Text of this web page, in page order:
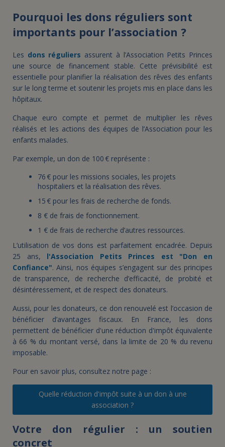
Pourquoi les dons réguliers sont
importants pour l’association ?
Les dons réguliers assurent à l’Association Petits Princes
une source de financement stable. Cette prévisibilité est
essentielle pour planifier la réalisation des rêves des enfants
sur le long terme et soutenir les projets mis en place dans les
hôpitaux.
Chaque euro compte et permet de multiplier les rêves
réalisés et les actions des équipes de l’Association pour les
enfants malades.
Par exemple, un don de 100 € représente :
76 € pour les missions sociales, les projets
hospitaliers et la réalisation des rêves.
15 € pour les frais de recherche de fonds.
8 € de frais de fonctionnement.
1 € de frais de recherche d’autres ressources.
L’utilisation de vos dons est parfaitement encadrée. Depuis
25 ans, l'Association Petits Princes est "Don en
Confiance". Ainsi, nos équipes s’engagent sur des principes
de transparence, de recherche d’efficacité, de probité et
désintéressement, et de respect des donateurs.
Aussi, pour les donateurs, ce don renouvelé est l’occasion de
bénéficier d’avantages fiscaux. En France, les dons
permettent de bénéficier d'une réduction d'impôt équivalente
à 66 % du montant versé, dans la limite de 20 % du revenu
imposable.
Pour en savoir plus, consultez notre page :
Quelle réduction d'impôt suite à un don à une
association ?
Votre don régulier : un soutien
concret